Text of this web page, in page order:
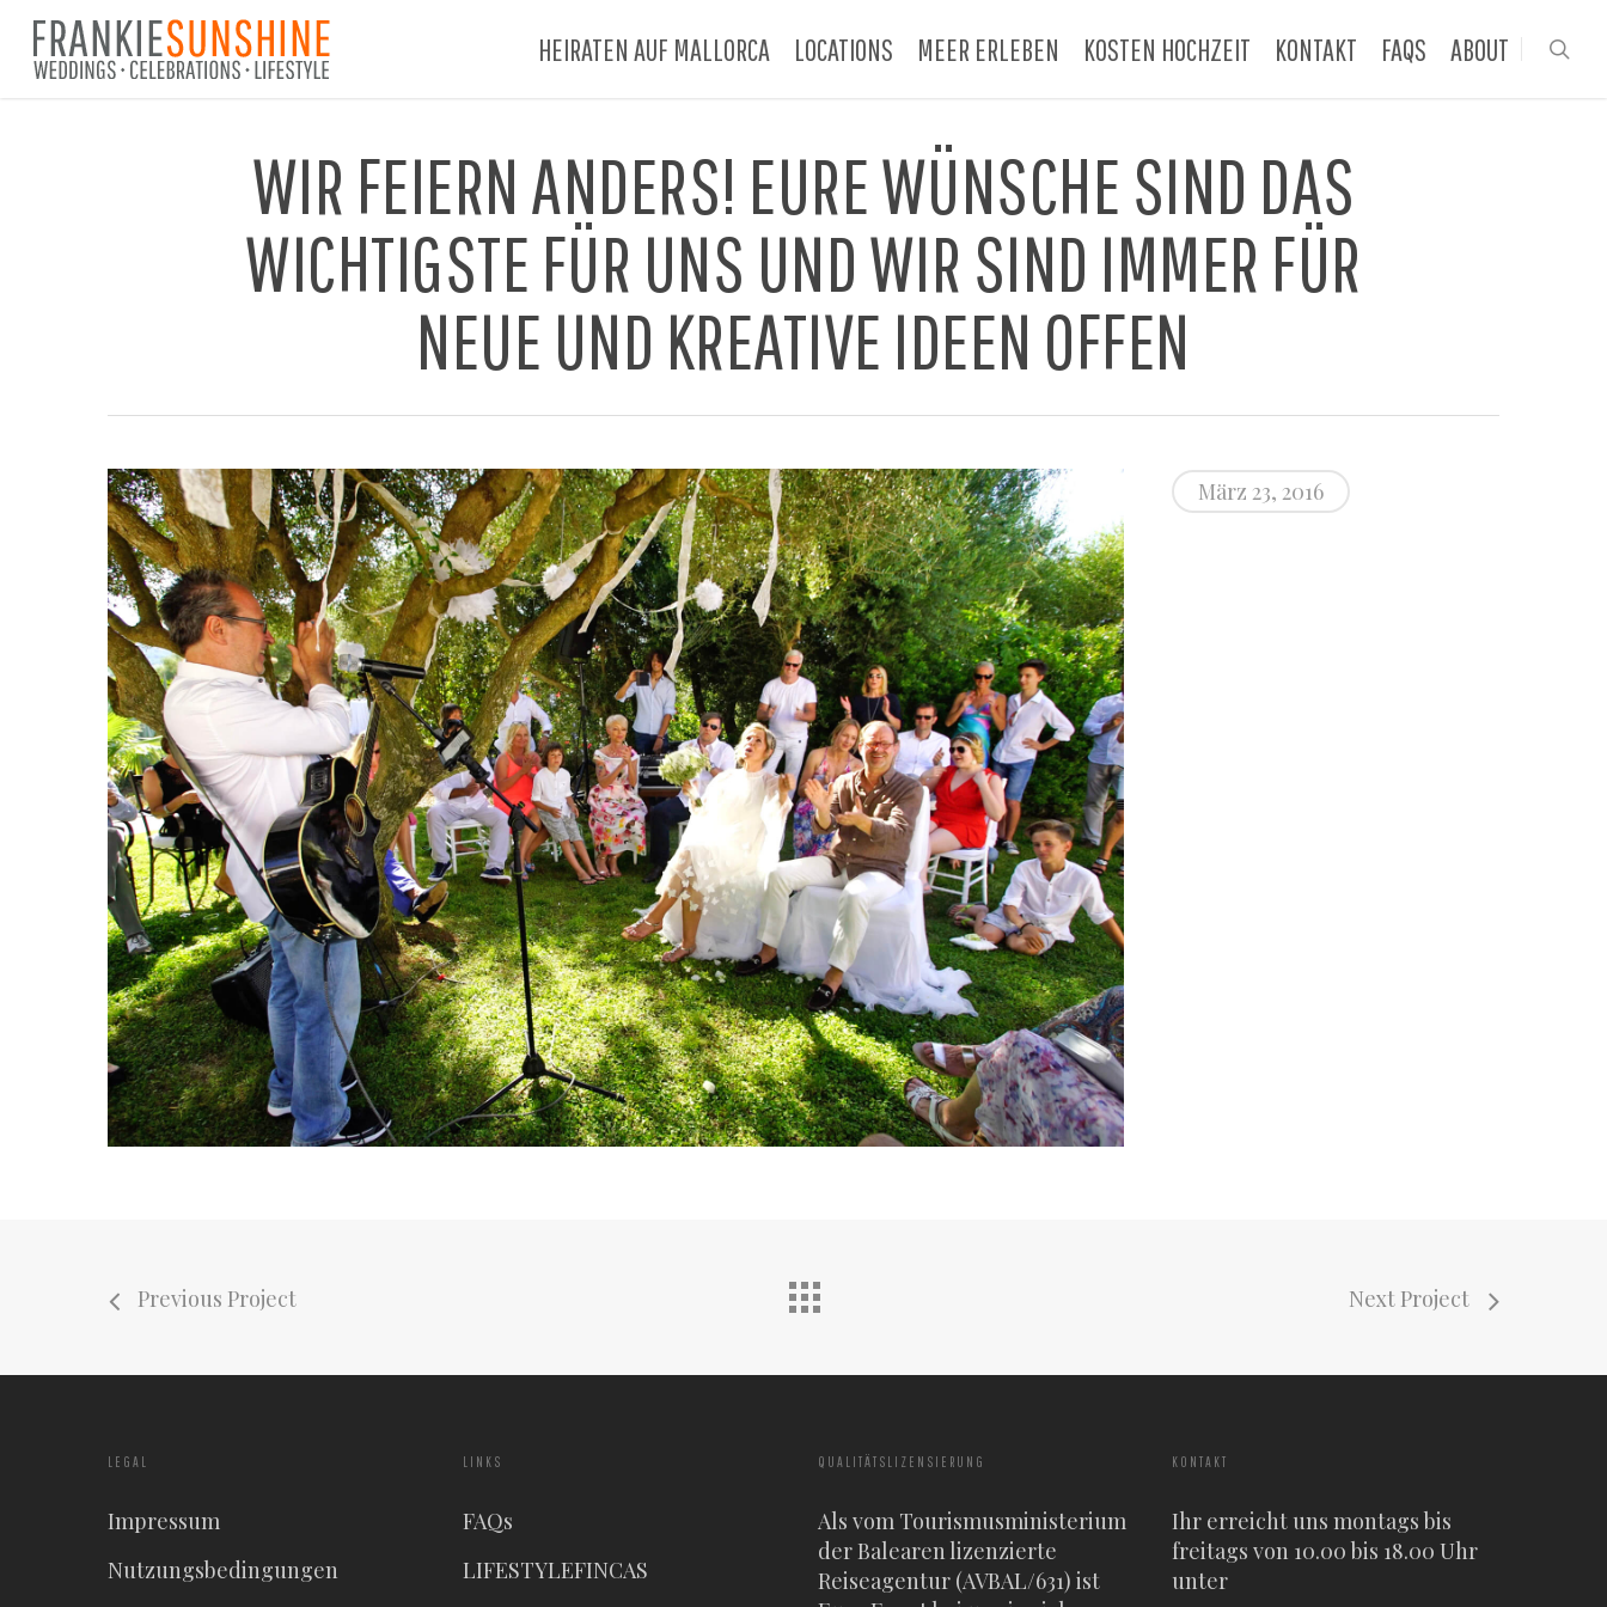
Skip
main
HEIRATEN AUF MALLORCA LOCATIONS MEER ERLEBEN KOSTEN HOCHZEIT KONTAKT FAQS ABOUT
WIR FEIERN ANDERS! EURE WÜNSCHE SIND DAS
WICHTIGSTE FÜR UNS UND WIR SIND IMMER FÜR
NEUE UND KREATIVE IDEEN OFFEN
März 23, 2016
Previous Project Next Project
LEGAL
Impressum
Nutzungsbedingungen
LINKS
FAQs
LIFESTYLEFINCAS
QUALITÄTSLIZENSIERUNG
Als vom Tourismusministerium
der Balearen lizenzierte
Reiseagentur (AVBAL/631) ist
KONTAKT
Ihr erreicht uns montags bis
freitags von 10.00 bis 18.00 Uhr
unter